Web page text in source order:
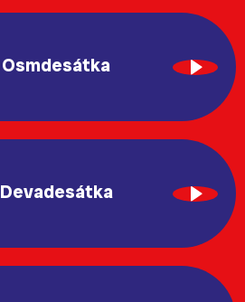
Osmdesátka
Devadesátka